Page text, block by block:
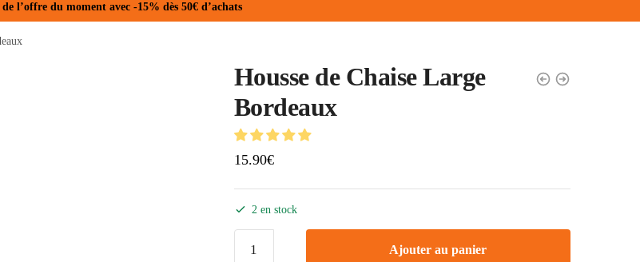
l’offre du moment avec -15% dès 50€ d’achats
Housse de Chaise Large
Bordeaux
15.90€
2 en stock
Ajouter au panier